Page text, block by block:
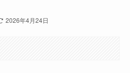
2026年4月24日